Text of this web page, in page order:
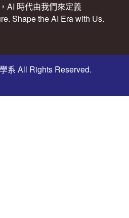
AI 時代由我們來定義
Shape the AI Era with Us.
系 All Rights Reserved.